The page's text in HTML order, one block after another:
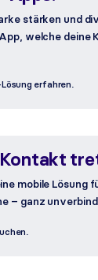
stärken und
welche deine
erfahren.
mobile Lösung
– ganz